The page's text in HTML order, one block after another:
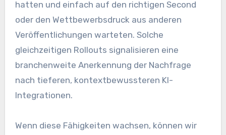
hatten und einfach auf den richtigen Second
oder den Wettbewerbsdruck aus anderen
Veröffentlichungen warteten. Solche
gleichzeitigen Rollouts signalisieren eine
branchenweite Anerkennung der Nachfrage
nach tieferen, kontextbewussteren KI-
Integrationen.
Wenn diese Fähigkeiten wachsen, können wir